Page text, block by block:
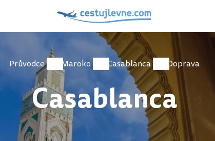
Průvodce Maroko Casablanca Doprava
Casablanca